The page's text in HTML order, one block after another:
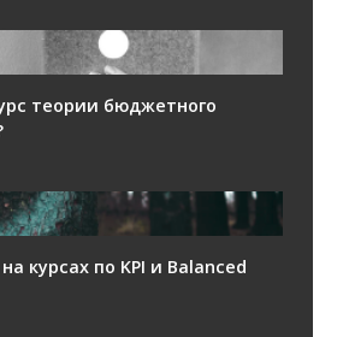
теории бюджетного
курсах по KPI и Balanced